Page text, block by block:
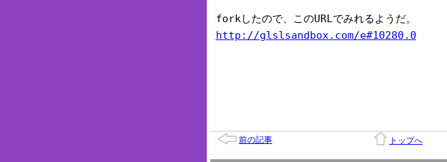
forkしたので、このURLでみれるようだ。
http://glslsandbox.com/e#10280 .0
前の記事 トップへ